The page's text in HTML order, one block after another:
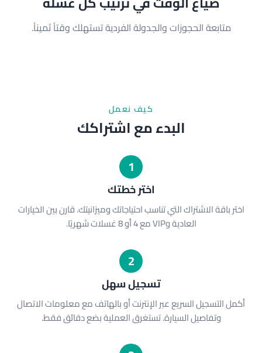
متابعة الحجوزات والجدولة الفردية تستهلك وقتاً ثميناً.
كيف نعمل
البدء مع اشتراكك
1
اختر خطتك
اختر باقة الاشتراك التي تناسب احتياجاتك وميزانيتك. قارن بين الخيارات
العادية وVIP مع 4 أو 8 غسلات شهريًا.
2
تسجيل سهل
أكمل التسجيل السريع عبر الإنترنت أو بالهاتف مع معلومات الاتصال
وتفاصيل السيارة. تستغرق العملية بضع دقائق فقط.